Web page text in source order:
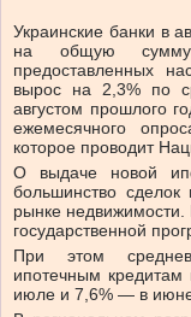
Украинские банки в
на общую
предоставленных
вырос на 2,3% по
августом прошлого
ежемесячного
которое проводит
О выдаче новой
большинство
рынке
государственной
При этом
ипотечным
июле и 7,6% — в